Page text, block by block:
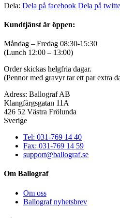
Dela: Dela på facebook Dela på
Kundtjänst är öppen:
Måndag – Fredag 08:30-15:30
(Lunch 12:00 – 13:00)
Order skickas helgfria dagar.
(Pennor med gravyr tar ett par extra
Adress: Ballograf AB
Klangfärgsgatan 11A
426 52 Västra Frölunda
Sverige
Tel: 031-769 14 40
Fax: 031-769 14 59
support@ballograf.se
Om Ballograf
Om oss
Ballograf nyhetsbrev